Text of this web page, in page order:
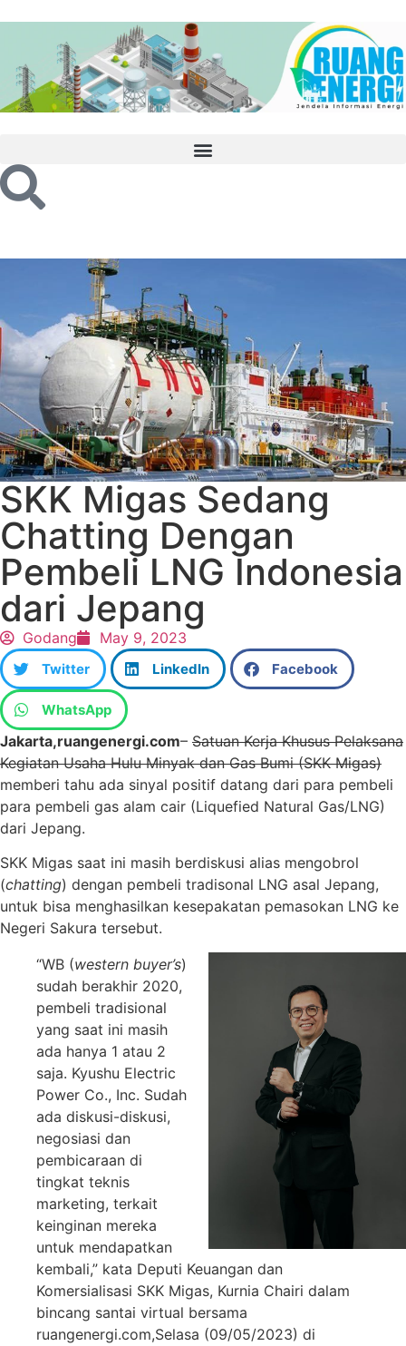
SKK Migas Sedang
Chatting Dengan
Pembeli LNG Indonesia
dari Jepang
Godang May 9, 2023
Twitter LinkedIn Facebook
WhatsApp
Jakarta,ruangenergi.com– Satuan Kerja Khusus Pelaksana
Kegiatan Usaha Hulu Minyak dan Gas Bumi (SKK Migas)
memberi tahu ada sinyal positif datang dari para pembeli
para pembeli gas alam cair (Liquefied Natural Gas/LNG)
dari Jepang.
SKK Migas saat ini masih berdiskusi alias mengobrol
(chatting) dengan pembeli tradisonal LNG asal Jepang,
untuk bisa menghasilkan kesepakatan pemasokan LNG ke
Negeri Sakura tersebut.
“WB (western buyer’s)
sudah berakhir 2020,
pembeli tradisional
yang saat ini masih
ada hanya 1 atau 2
saja. Kyushu Electric
Power Co., Inc. Sudah
ada diskusi-diskusi,
negosiasi dan
pembicaraan di
tingkat teknis
marketing, terkait
keinginan mereka
untuk mendapatkan
kembali,” kata Deputi Keuangan dan
Komersialisasi SKK Migas, Kurnia Chairi dalam
bincang santai virtual bersama
ruangenergi.com,Selasa (09/05/2023) di